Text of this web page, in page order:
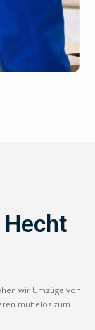
wir Umzüge von
mühelos zum